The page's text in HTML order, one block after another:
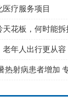
疗服务项目
天花板，何时能拆
年人出行更从容
热射病患者增加